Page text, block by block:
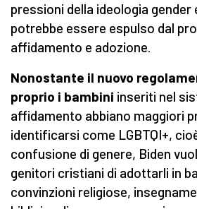
pressioni della ideologia gender
potrebbe essere espulso dal
affidamento e adozione.
Nonostante il nuovo
proprio i bambini inseriti nel
affidamento abbiano maggiori
identificarsi come LGBTQI+,
confusione di genere, Biden
genitori cristiani di adottarli in
convinzioni religiose,